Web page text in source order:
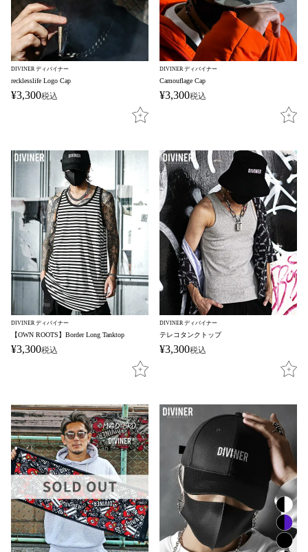
DIVINER ディバイナー
recklesslife Logo Cap
¥3,300税込
DIVINER ディバイナー
Camouflage Cap
¥3,300税込
DIVINER ディバイナー
【OWN ROOTS】Border Long Tanktop
¥3,300税込
DIVINER ディバイナー
テレコタンクトップ
¥3,300税込